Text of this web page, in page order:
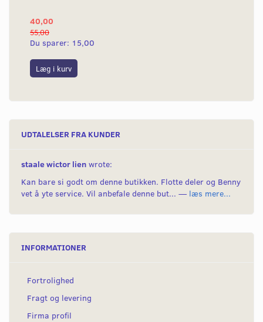
40,00
55,00
Du sparer: 15,00
Læg i kurv
UDTALELSER FRA KUNDER
staale wictor lien wrote:
Kan bare si godt om denne butikken. Flotte deler og Benny
vet å yte service. Vil anbefale denne but... — læs mere...
INFORMATIONER
Fortrolighed
Fragt og levering
Firma profil